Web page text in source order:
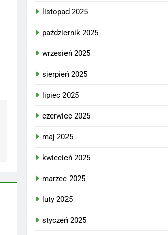
listopad 2025
październik 2025
wrzesień 2025
sierpień 2025
lipiec 2025
czerwiec 2025
maj 2025
kwiecień 2025
marzec 2025
luty 2025
styczeń 2025